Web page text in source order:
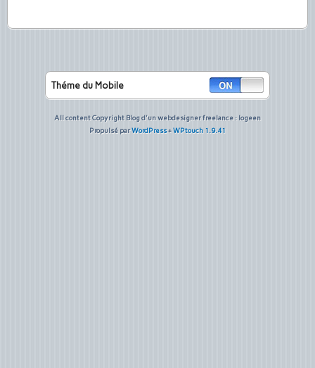
Théme du Mobile
All content Copyright Blog d'un webdesigner freelance : logeen
Propulsé parWordPress+WPtouch 1.9.41